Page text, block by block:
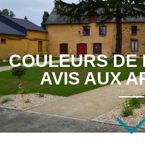
COULEURS DE
AVIS AUX